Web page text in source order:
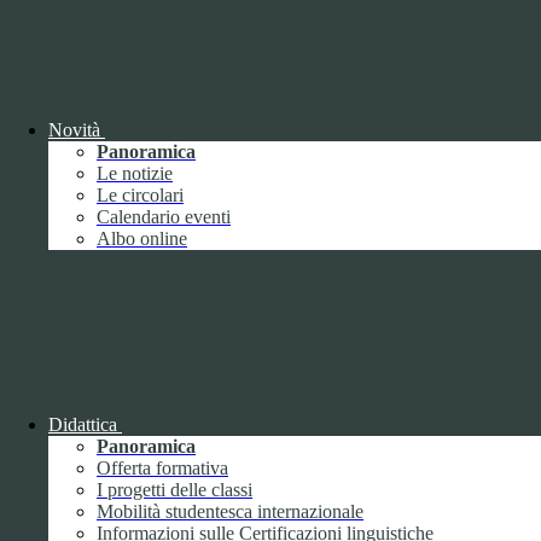
Novità
Panoramica
Le notizie
Le circolari
Calendario eventi
Albo online
Didattica
Panoramica
Offerta formativa
I progetti delle classi
Mobilità studentesca internazionale
Informazioni sulle Certificazioni linguistiche
Giugno
Luglio
Agosto1
Settembre